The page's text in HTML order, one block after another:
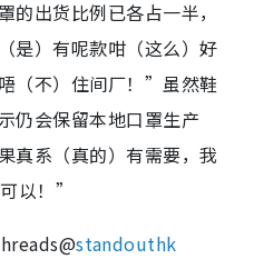
的出货比例已各占一半，
是）有呢款咁（这么）好
（不）住间厂！”虽然鞋
仍会保留本地口罩生产
真系（真的）有需要，我
以！”
standouthk